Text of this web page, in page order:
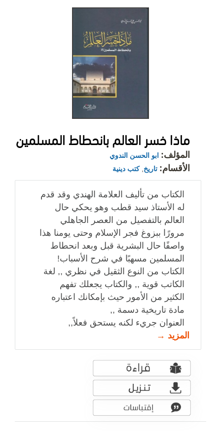
ماذا خسر العالم بانحطاط المسلمين
المؤلف: ابو الحسن الندوي
الأقسام: تاريخ,كتب دينية
الكتاب من تأليف العلامة الهندي وقد قدم
له الأستاذ سيد قطب وهو يحكي حال
العالم بالتفصيل من العصر الجاهلي
مرورًا ببزوغ فجر الإسلام وحتى يومنا هذا
واصفًا حال البشرية قبل وبعد انحطاط
المسلمين مسهبًا في شرح الأسباب!
الكتاب من النوع الثقيل في نظري ,, لغة
الكاتب قوية ,, والكتاب يجعلك تفهم
الكثير من الأمور حيث بإمكانك اعتباره
مادة تاريخية دسمة ,,
العنوان جريء لكنه يستحق فعلاً,,
المزيد →